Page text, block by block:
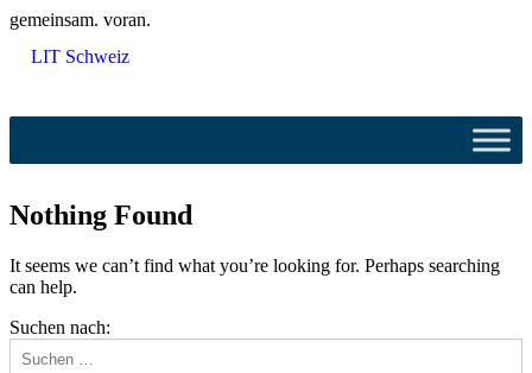
gemeinsam. voran.
LIT Schweiz
Nothing Found
It seems we can’t find what you’re looking for. Perhaps searching
can help.
Suchen nach: